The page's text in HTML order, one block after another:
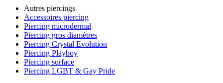
Autres piercings
Accessoires piercing
Piercing microdermal
Piercing gros diamètres
Piercing Crystal Evolution
Piercing Playboy
Piercing surface
Piercing LGBT & Gay Pride